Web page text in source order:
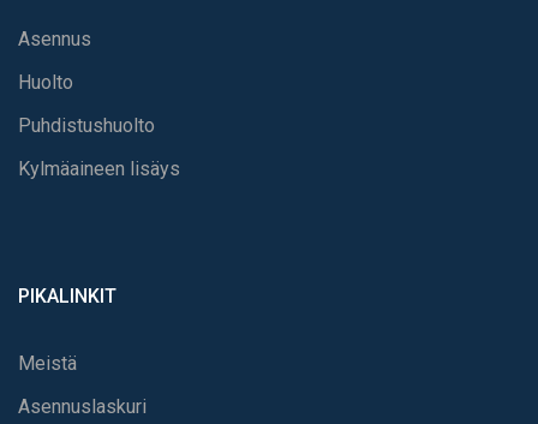
Asennus
Huolto
Puhdistushuolto
Kylmäaineen lisäys
PIKALINKIT
Meistä
Asennuslaskuri